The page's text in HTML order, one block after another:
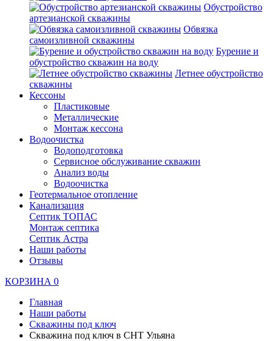
Обустройство
артезианской скважины
Обвязка
самоизливной скважины
Бурение и
обустройство скважин на воду
Летнее обустройство
скважины
Кессоны
Пластиковые
Металлические
Монтаж кессона
Водоочистка
Водоподготовка
Сервисное обслуживание скважин
Анализ воды
Водоочистка
Геотермальное отопление
Канализация
Септик ТОПАС
Монтаж септика
Септик Астра
Наши работы
Отзывы
КОРЗИНА 0
Главная
Наши работы
Скважины под ключ
Скважина под ключ в СНТ Ульяна